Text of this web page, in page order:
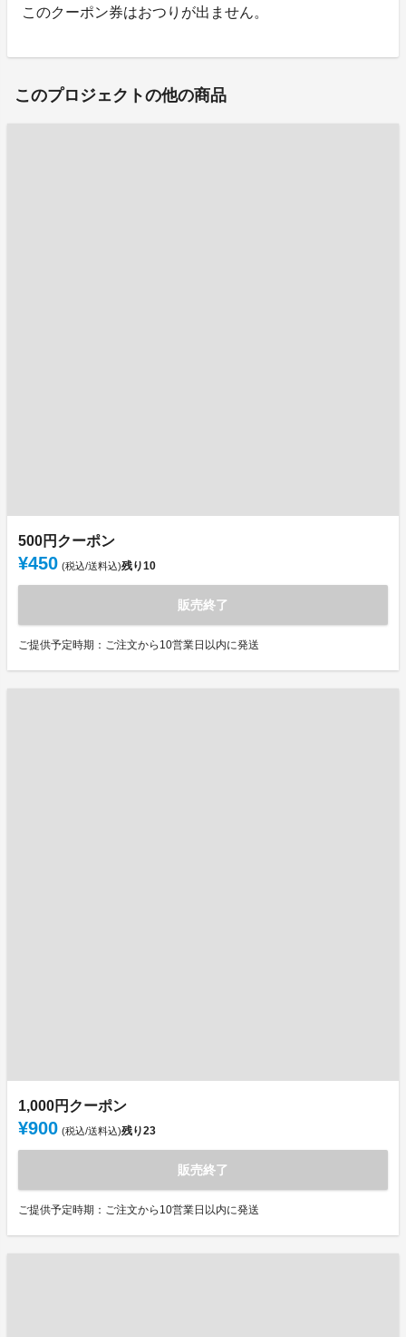
このクーポン券はおつりが出ません。
このプロジェクトの他の商品
500円クーポン
¥450 (税込/送料込)残り10
販売終了
ご提供予定時期：ご注文から10営業日以内に発送
1,000円クーポン
¥900 (税込/送料込)残り23
販売終了
ご提供予定時期：ご注文から10営業日以内に発送